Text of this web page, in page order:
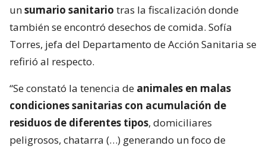
unsumario sanitario tras la fiscalización donde
también se encontró desechos de comida. Sofía
Torres, jefa del Departamento de Acción Sanitaria se
refirió al respecto.
“Se constató la tenencia de animales en malas
condiciones sanitarias con acumulación de
residuos de diferentes tipos, domiciliares
peligrosos, chatarra (…) generando un foco de